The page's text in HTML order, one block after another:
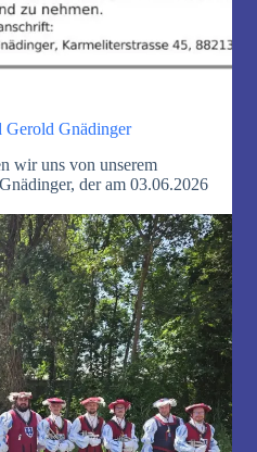
Gerold Gnädinger
wir uns von unserem
der am 03.06.2026